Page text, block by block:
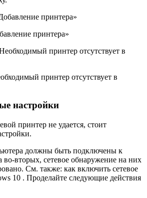
принтера»
принтер отсутствует в
настройки
принтер не удается, стоит
должны быть подключены к
во-вторых, сетевое обнаружение на них
См. также: как включить сетевое
10 . Проделайте следующие действия